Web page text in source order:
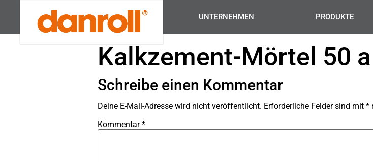
UNTERNEHMEN PRODUKTE
Kalkzement-Mörtel 50
Schreibe einen Kommentar
Deine E-Mail-Adresse wird nicht veröffentlicht. Erforderliche Felder sind mit *
Kommentar*